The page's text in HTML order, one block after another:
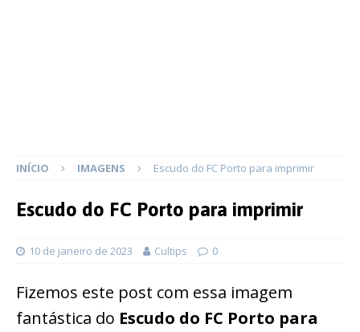
INÍCIO IMAGENS Escudo do FC Porto para imprimir
Escudo do FC Porto para imprimir
10 de janeiro de 2023 Cultips 0
Fizemos este post com essa imagem
fantástica do Escudo do FC Porto para